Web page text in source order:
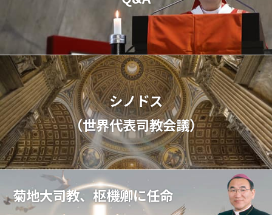
シノドス
（世界代表司教会議）
菊地大司教、枢機卿に任命